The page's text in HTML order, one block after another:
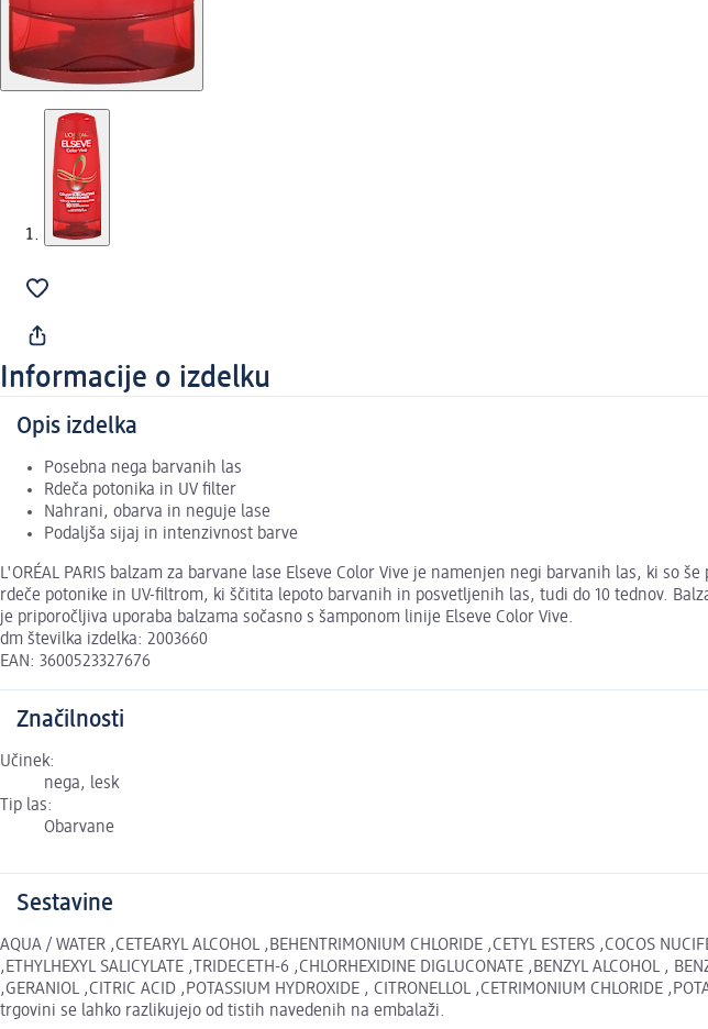
Informacije o izdelku
Opis izdelka
Posebna nega barvanih las
Rdeča potonika in UV filter
Nahrani, obarva in neguje lase
Podaljša sijaj in intenzivnost barve
L'ORÉAL PARIS balzam za barvane lase Elseve Color Vive je namenjen negi barvanih las, ki
rdeče potonike in UV-filtrom, ki ščitita lepoto barvanih in posvetljenih las, tudi do 10 tednov.
je priporočljiva uporaba balzama sočasno s šamponom linije Elseve Color Vive.
dm številka izdelka: 2003660
EAN: 3600523327676
Značilnosti
Učinek:
nega, lesk
Tip las:
Obarvane
Sestavine
AQUA / WATER ,CETEARYL ALCOHOL ,BEHENTRIMONIUM CHLORIDE ,CETYL ESTERS ,COCOS
,ETHYLHEXYL SALICYLATE ,TRIDECETH-6 ,CHLORHEXIDINE DIGLUCONATE ,BENZYL ALCOHOL ,
,GERANIOL ,CITRIC ACID ,POTASSIUM HYDROXIDE , CITRONELLOL ,CETRIMONIUM CHLORIDE
trgovini se lahko razlikujejo od tistih navedenih na embalaži.